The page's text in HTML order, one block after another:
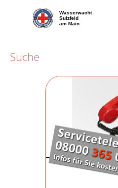
Wasserwacht
Sulzfeld
am Main
Suche